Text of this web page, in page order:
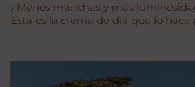
¿Menos manchas y más
Esta es la crema de día que lo hace